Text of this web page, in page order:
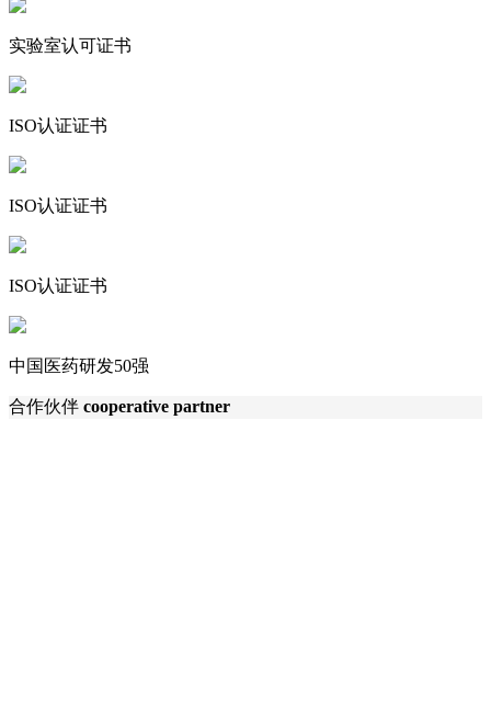
实验室认可证书
ISO认证证书
ISO认证证书
ISO认证证书
中国医药研发50强
合作伙伴 cooperative partner